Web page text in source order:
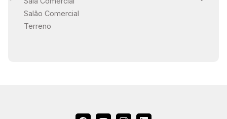
Salão Comercial
Terreno